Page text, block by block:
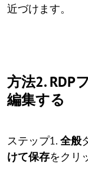
近づけます。
方法2. RDP
編集する
ステップ1. 全般
けて保存をクリ